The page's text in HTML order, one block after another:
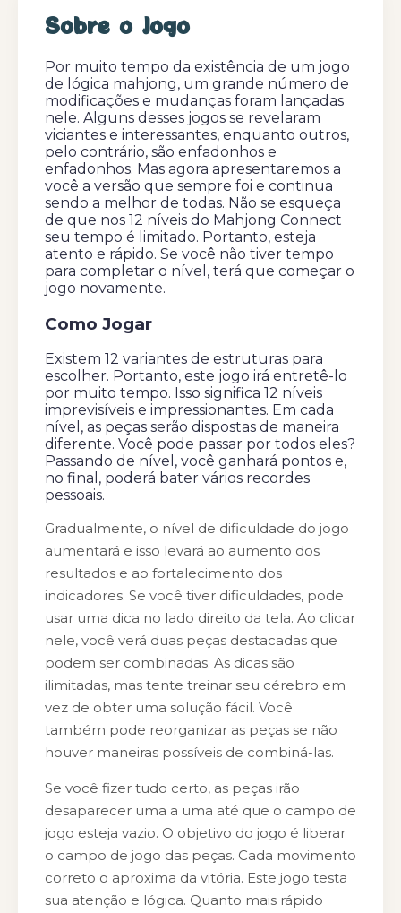
Sobre o Jogo
Por muito tempo da existência de um jogo
de lógica mahjong, um grande número de
modificações e mudanças foram lançadas
nele. Alguns desses jogos se revelaram
viciantes e interessantes, enquanto outros,
pelo contrário, são enfadonhos e
enfadonhos. Mas agora apresentaremos a
você a versão que sempre foi e continua
sendo a melhor de todas. Não se esqueça
de que nos 12 níveis do Mahjong Connect
seu tempo é limitado. Portanto, esteja
atento e rápido. Se você não tiver tempo
para completar o nível, terá que começar o
jogo novamente.
Como Jogar
Existem 12 variantes de estruturas para
escolher. Portanto, este jogo irá entretê-lo
por muito tempo. Isso significa 12 níveis
imprevisíveis e impressionantes. Em cada
nível, as peças serão dispostas de maneira
diferente. Você pode passar por todos eles?
Passando de nível, você ganhará pontos e,
no final, poderá bater vários recordes
pessoais.
Gradualmente, o nível de dificuldade do jogo
aumentará e isso levará ao aumento dos
resultados e ao fortalecimento dos
indicadores. Se você tiver dificuldades, pode
usar uma dica no lado direito da tela. Ao clicar
nele, você verá duas peças destacadas que
podem ser combinadas. As dicas são
ilimitadas, mas tente treinar seu cérebro em
vez de obter uma solução fácil. Você
também pode reorganizar as peças se não
houver maneiras possíveis de combiná-las.
Se você fizer tudo certo, as peças irão
desaparecer uma a uma até que o campo de
jogo esteja vazio. O objetivo do jogo é liberar
o campo de jogo das peças. Cada movimento
correto o aproxima da vitória. Este jogo testa
sua atenção e lógica. Quanto mais rápido